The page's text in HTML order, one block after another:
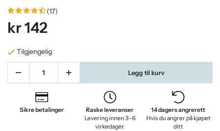
(17)
kr 142
Tilgjengelig
Legg til kurv
Sikre betalinger
Raske leveranser
Levering innen 3–6
virkedager
14 dagers angrerett
Hvis du angrer på kjøpet
ditt